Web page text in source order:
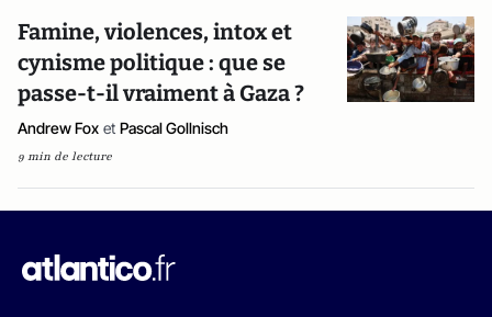
Famine, violences, intox et
cynisme politique : que se
passe-t-il vraiment à Gaza ?
Andrew Fox et Pascal Gollnisch
9 min de lecture